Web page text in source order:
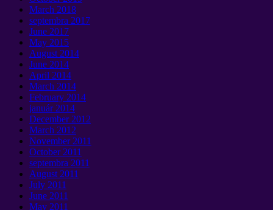
March 2018
septembra 2017
June 2017
May 2015
August 2014
June 2014
April 2014
March 2014
February 2014
január 2014
December2012
March 2012
November2011
October2011
septembra 2011
August 2011
July 2011
June 2011
May 2011